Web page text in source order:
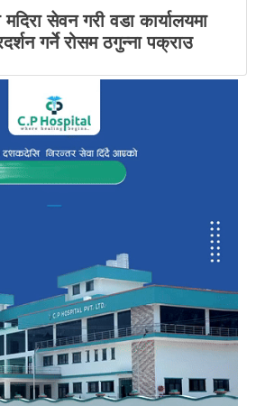
मदिरा सेवन गरी वडा कार्यालयमा
गर्ने रोसम ठगुन्ना पक्राउ